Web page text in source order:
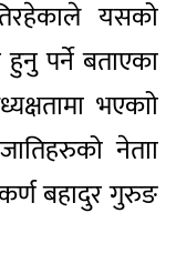
रहेकाले यसको
हुनु पर्ने बताएका
भएकाो
नेताा
बहादुरगुरुङ